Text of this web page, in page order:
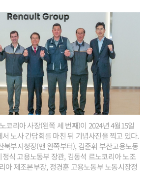
코리아 사장(왼쪽 세 번째)이 2024년 4월15일
노사 간담회를 마친 뒤 기념사진을 찍고 있다.
북부지청장(맨 왼쪽부터), 김준휘 부산고용노동
식 고용노동부 장관, 김동석 르노코리아 노조
아 제조본부장, 정경훈 고용노동부 노동시장정